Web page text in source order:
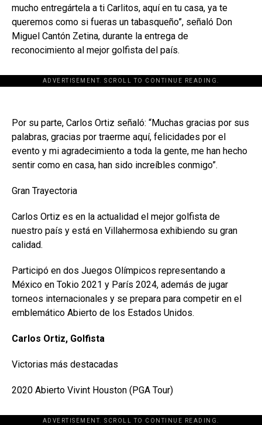
mucho entregártela a ti Carlitos, aquí en tu casa, ya te
queremos como si fueras un tabasqueño”, señaló Don
Miguel Cantón Zetina, durante la entrega de
reconocimiento al mejor golfista del país.
ADVERTISEMENT. SCROLL TO CONTINUE READING.
Por su parte, Carlos Ortiz señaló: “Muchas gracias por sus
palabras, gracias por traerme aquí, felicidades por el
evento y mi agradecimiento a toda la gente, me han hecho
sentir como en casa, han sido increíbles conmigo”.
Gran Trayectoria
Carlos Ortiz es en la actualidad el mejor golfista de
nuestro país y está en Villahermosa exhibiendo su gran
calidad.
Participó en dos Juegos Olímpicos representando a
México en Tokio 2021 y París 2024, además de jugar
torneos internacionales y se prepara para competir en el
emblemático Abierto de los Estados Unidos.
Carlos Ortiz, Golfista
Victorias más destacadas
2020 Abierto Vivint Houston (PGA Tour)
ADVERTISEMENT. SCROLL TO CONTINUE READING.